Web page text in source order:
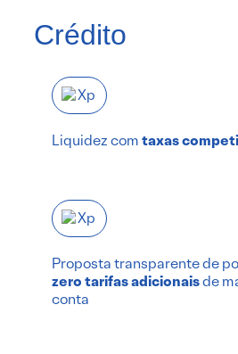
Crédito
Liquidez comtaxas
Proposta transparente de
zero tarifas adicionaisde
conta